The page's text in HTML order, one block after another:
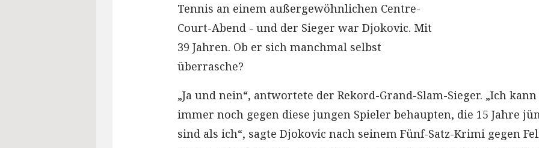
Tennis an einem außergewöhnlichen Centre-
Court-Abend - und der Sieger war Djokovic. Mit
39 Jahren. Ob er sich manchmal selbst
überrasche?
„Ja und nein“, antwortete der Rekord-Grand-Slam-Sieger. „Ich
immer noch gegen diese jungen Spieler behaupten, die 15 Jahre
sind als ich“, sagte Djokovic nach seinem Fünf-Satz-Krimi gegen